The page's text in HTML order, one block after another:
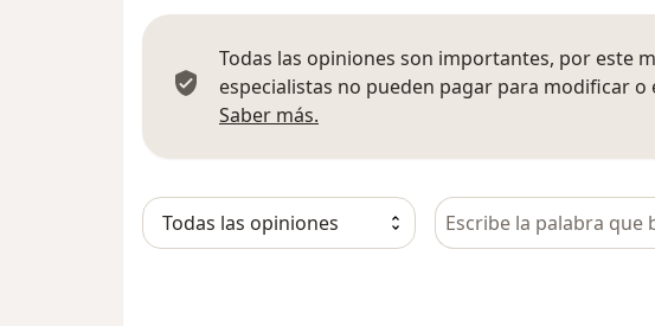
Todas las opiniones son importantes, por este
especialistas no pueden pagar para modificar
Saber más.
Busca en opiniones